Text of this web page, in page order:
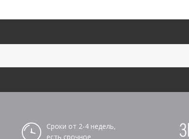
Сроки от 2-4 недель,
есть срочное